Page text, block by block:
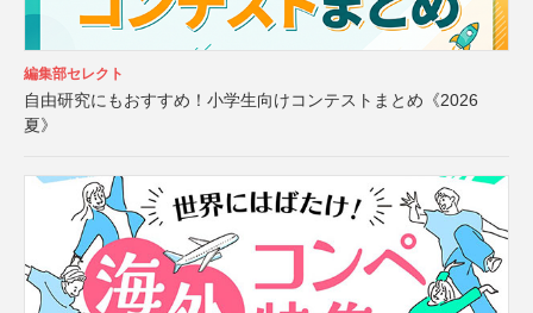
編集部セレクト
自由研究にもおすすめ！小学生向けコンテストまとめ《2026
夏》